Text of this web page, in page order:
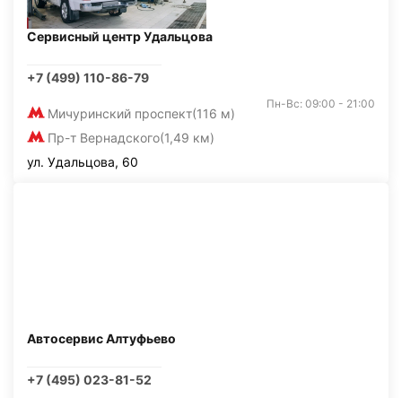
Сервисный центр Удальцова
+7 (499) 110-86-79
Мичуринский проспект(116 м)
Пр-т Вернадского(1,49 км)
Пн-Вс: 09:00 - 21:00
ул. Удальцова, 60
Автосервис Алтуфьево
+7 (495) 023-81-52